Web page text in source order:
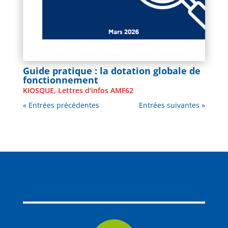
Guide pratique : la dotation globale de
fonctionnement
KIOSQUE, Lettres d'infos AMF62
« Entrées précédentes
Entrées suivantes »